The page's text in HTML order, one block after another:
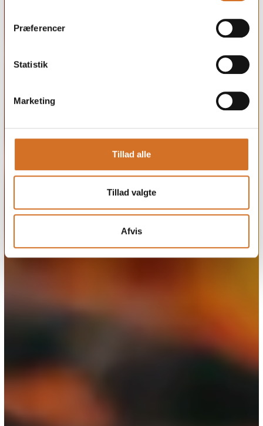
Præferencer
Statistik
Marketing
Tillad alle
Tillad valgte
Afvis